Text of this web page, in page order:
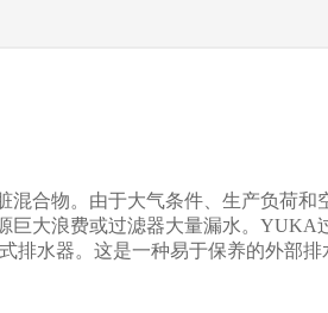
合物。由于大气条件、生产负荷和
巨大浪费或过滤器大量漏水。YUKA
排水器。这是一种易于保养的外部排